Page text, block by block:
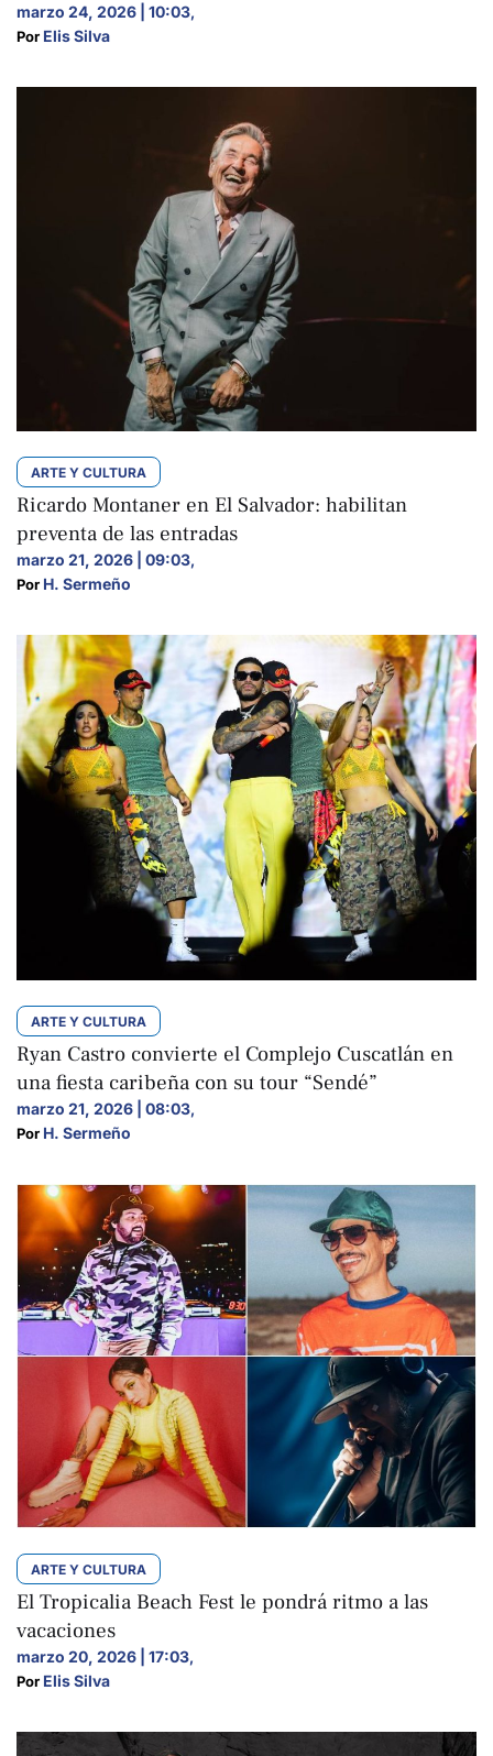
marzo 24, 2026 | 10:03,
Por Elis Silva
ARTE Y CULTURA
Ricardo Montaner en El Salvador: habilitan
preventa de las entradas
marzo 21, 2026 | 09:03,
Por H. Sermeño
ARTE Y CULTURA
Ryan Castro convierte el Complejo Cuscatlán en
una fiesta caribeña con su tour “Sendé”
marzo 21, 2026 | 08:03,
Por H. Sermeño
ARTE Y CULTURA
El Tropicalia Beach Fest le pondrá ritmo a las
vacaciones
marzo 20, 2026 | 17:03,
Por Elis Silva